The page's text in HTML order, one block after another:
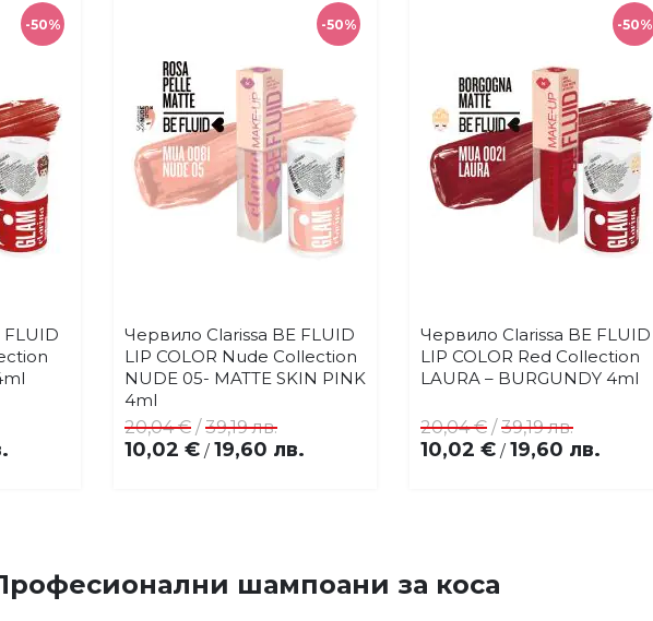
-50%
FLUID
-50%
Добави
в
любими
Купи
Червило Clarissa BE FLUID
LIP COLOR Nude Collection
NUDE 05- MATTE SKIN PINK
4ml
10,02 € / 19,60 лв.
20,04 € /39,19 лв.
-50%
Добави
в
любими
Купи
Червило Clarissa BE FLUID
LIP COLOR Red Collection
LAURA – BURGUNDY 4ml
10,02 € / 19,60 лв.
20,04 € /39,19 лв.
шампоани за коса